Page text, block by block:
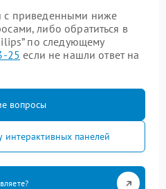
с приведенными ниже
либо обратиться в
по следующему
25 если не нашли ответ на
вопросы
панелей